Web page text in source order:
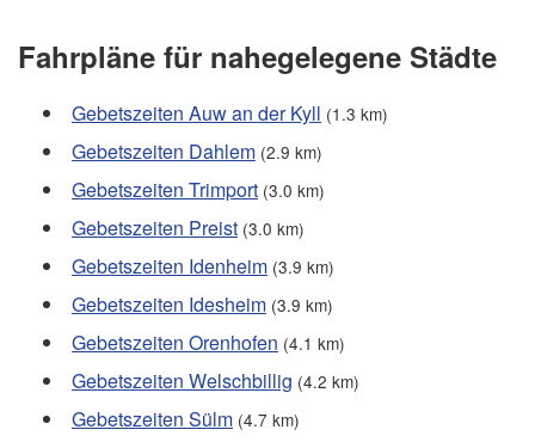
Fahrpläne für nahegelegene Städte
Gebetszeiten Auw an der Kyll (1.3 km)
Gebetszeiten Dahlem (2.9 km)
Gebetszeiten Trimport (3.0 km)
Gebetszeiten Preist (3.0 km)
Gebetszeiten Idenheim (3.9 km)
Gebetszeiten Idesheim (3.9 km)
Gebetszeiten Orenhofen (4.1 km)
Gebetszeiten Welschbillig (4.2 km)
Gebetszeiten Sülm (4.7 km)